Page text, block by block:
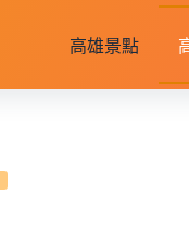
高雄景點